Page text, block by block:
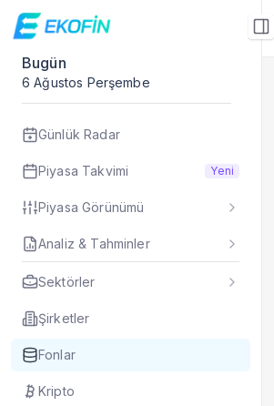
Bugün
6 Ağustos Perşembe
Günlük Radar
Piyasa Takvimi Yeni
Piyasa Görünümü
Analiz & Tahminler
Sektörler
Şirketler
Fonlar
Kripto